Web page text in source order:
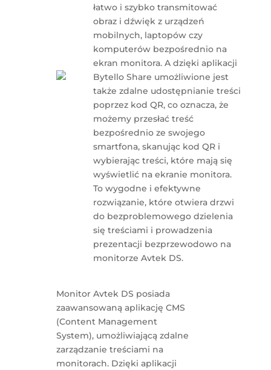
łatwo i szybko transmitować
obraz i dźwięk z urządzeń
mobilnych, laptopów czy
komputerów bezpośrednio na
ekran monitora. A dzięki aplikacji
Bytello Share umożliwione jest
także zdalne udostępnianie treści
poprzez kod QR, co oznacza, że
możemy przesłać treść
bezpośrednio ze swojego
smartfona, skanując kod QR i
wybierając treści, które mają się
wyświetlić na ekranie monitora.
To wygodne i efektywne
rozwiązanie, które otwiera drzwi
do bezproblemowego dzielenia
się treściami i prowadzenia
prezentacji bezprzewodowo na
monitorze Avtek DS.
Monitor Avtek DS posiada
zaawansowaną aplikację CMS
(Content Management
System), umożliwiającą zdalne
zarządzanie treściami na
monitorach. Dzięki aplikacji